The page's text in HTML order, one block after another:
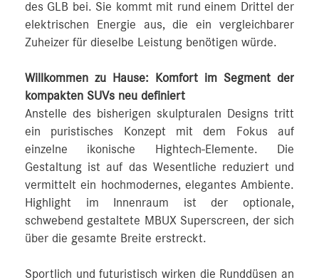
des GLB bei. Sie kommt mit rund einem Drittel der
elektrischen Energie aus, die ein vergleichbarer
Zuheizer für dieselbe Leistung benötigen würde.
Willkommen zu Hause: Komfort im Segment der
kompakten SUVs neu definiert
Anstelle des bisherigen skulpturalen Designs tritt
ein puristisches Konzept mit dem Fokus auf
einzelne ikonische Hightech-Elemente. Die
Gestaltung ist auf das Wesentliche reduziert und
vermittelt ein hochmodernes, elegantes Ambiente.
Highlight im Innenraum ist der optionale,
schwebend gestaltete MBUX Superscreen, der sich
über die gesamte Breite erstreckt.
Sportlich und futuristisch wirken die Runddüsen an